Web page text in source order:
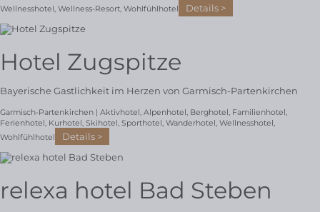
Wellnesshotel, Wellness-Resort, Wohlfühlhotel Details
Hotel Zugspitze
Bayerische Gastlichkeit im Herzen von Garmisch-Partenkirchen
Garmisch-Partenkirchen | Aktivhotel, Alpenhotel, Berghotel, Familienhotel,
Ferienhotel, Kurhotel, Skihotel, Sporthotel, Wanderhotel, Wellnesshotel,
Wohlfühlhotel
Details
relexa hotel Bad Steben